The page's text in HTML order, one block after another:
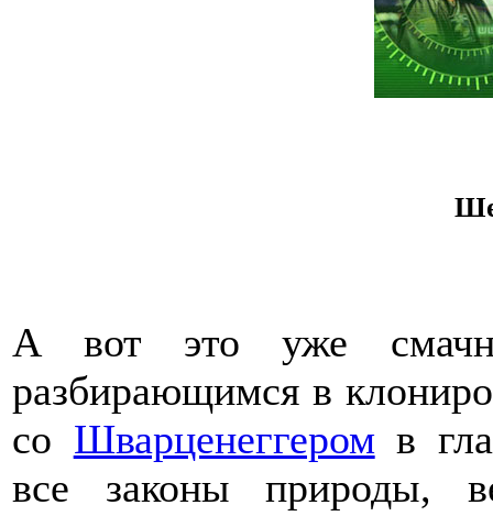
А вот это уже
разбирающимся в
со Шварценеггеромв
все законы природы,